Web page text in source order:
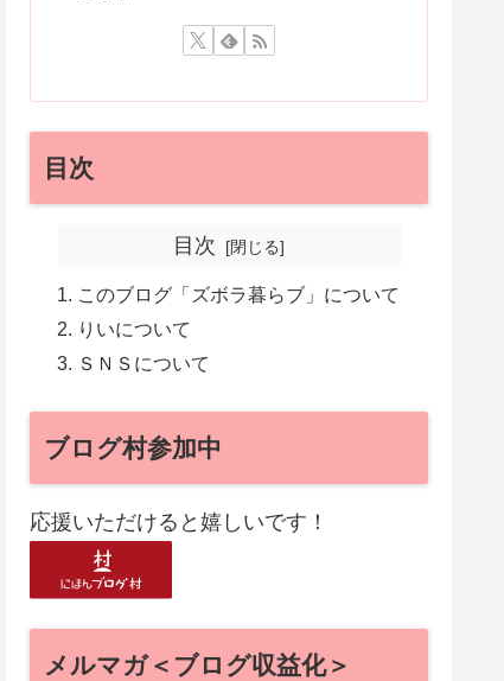
目次
目次
このブログ「ズボラ暮らブ」について
りいについて
ＳＮＳについて
ブログ村参加中
応援いただけると嬉しいです！
メルマガ＜ブログ収益化＞